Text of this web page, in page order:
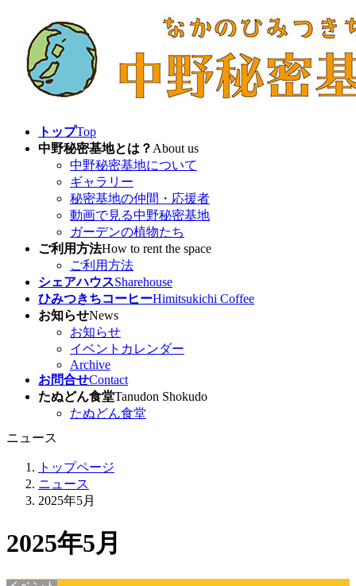
トップTop
中野秘密基地とは？ About us
中野秘密基地について
ギャラリー
秘密基地の仲間・応援者
動画で見る中野秘密基地
ガーデンの植物たち
ご利用方法How to rent the space
ご利用方法
シェアハウスSharehouse
ひみつきちコーヒーHimitsukichi Coffee
お知らせNews
お知らせ
イベントカレンダー
Archive
お問合せContact
たぬどん食堂Tanudon Shokudo
たぬどん食堂
ニュース
トップページ
ニュース
2025年5月
2025年5月